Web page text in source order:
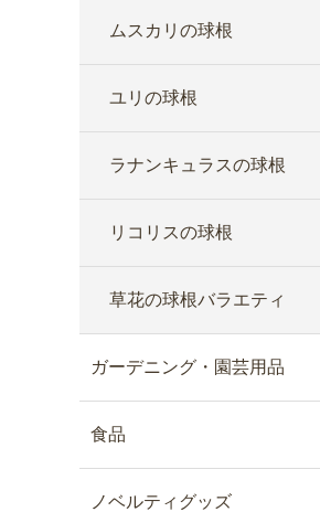
ムスカリの球根
ユリの球根
ラナンキュラスの球根
リコリスの球根
草花の球根バラエティ
ガーデニング・園芸用品
食品
ノベルティグッズ